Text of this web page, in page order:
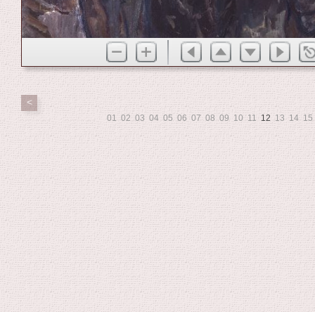
<
01 02 03 04 05 06 07 08 09 10 11 12 13 14 15